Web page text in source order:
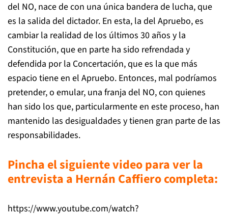
del NO, nace de con una única bandera de lucha, que
es la salida del dictador. En esta, la del Apruebo, es
cambiar la realidad de los últimos 30 años y la
Constitución, que en parte ha sido refrendada y
defendida por la Concertación, que es la que más
espacio tiene en el Apruebo. Entonces, mal podríamos
pretender, o emular, una franja del NO, con quienes
han sido los que, particularmente en este proceso, han
mantenido las desigualdades y tienen gran parte de las
responsabilidades.
Pincha el siguiente video para ver la
entrevista a Hernán Caffiero completa:
https://www.youtube.com/watch?